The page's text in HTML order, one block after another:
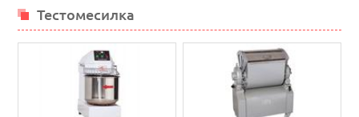
Тестомесилка